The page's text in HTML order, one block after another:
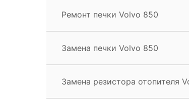
Ремонт печки Volvo 850
Замена печки Volvo 850
Замена резистора отопителя